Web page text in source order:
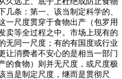
几条：第一、该当制定科学的、
一尺度贯穿于食物出产（包罗用
卖等全过程之中。市场上现有的
无同一尺度；有的有国度或行业
让消费者不安心的是相当一部门
的食物）则并无尺度，或尺度极
当是制定尺度，继而是贯彻尺